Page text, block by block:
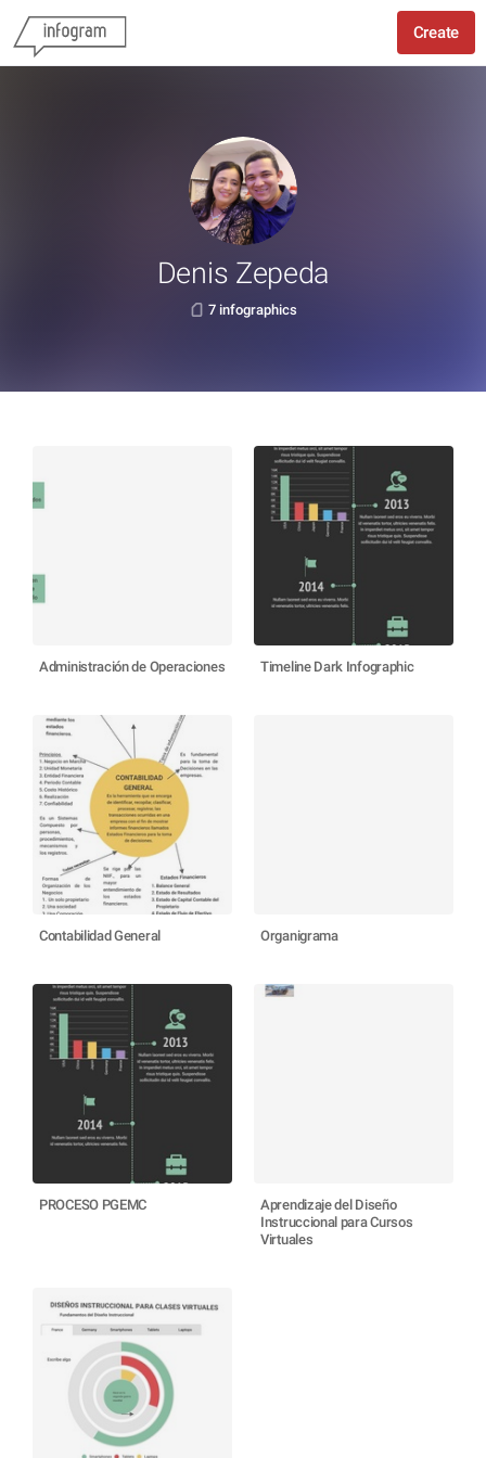
Create
Denis Zepeda
7 infographics
Administración de Operaciones Timeline Dark Infographic
Contabilidad General Organigrama
PROCESO PGEMC
Aprendizaje del Diseño
Instruccional para Cursos
Virtuales